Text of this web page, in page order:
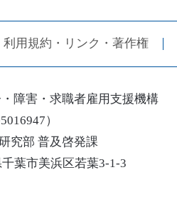
利用規約・リンク・著作権
障害・求職者雇用支援機構
）
究部 普及啓発課
葉市美浜区若葉3-1-3